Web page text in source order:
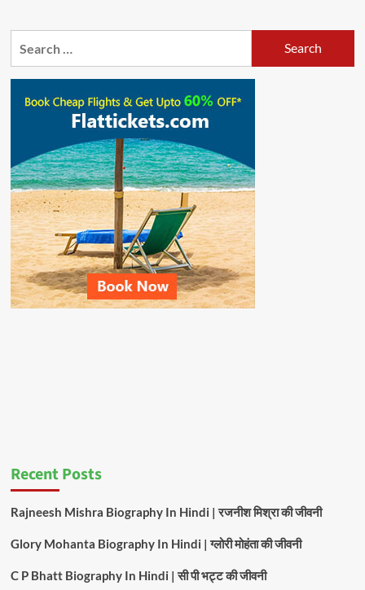
Recent Posts
Rajneesh Mishra Biography In Hindi | रजनीश मिश्रा की जीवनी
Glory Mohanta Biography In Hindi | ग्लोरी मोहंता की जीवनी
C P Bhatt Biography In Hindi | सी पी भट्ट की जीवनी